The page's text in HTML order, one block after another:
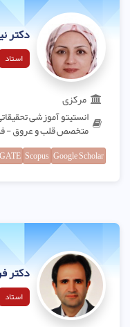
دکتر
استاد
مرکزی
انستیتو آموزشی
متخصص قلب و عروق -
Google Scholar
Scopus
دکتر
استاد